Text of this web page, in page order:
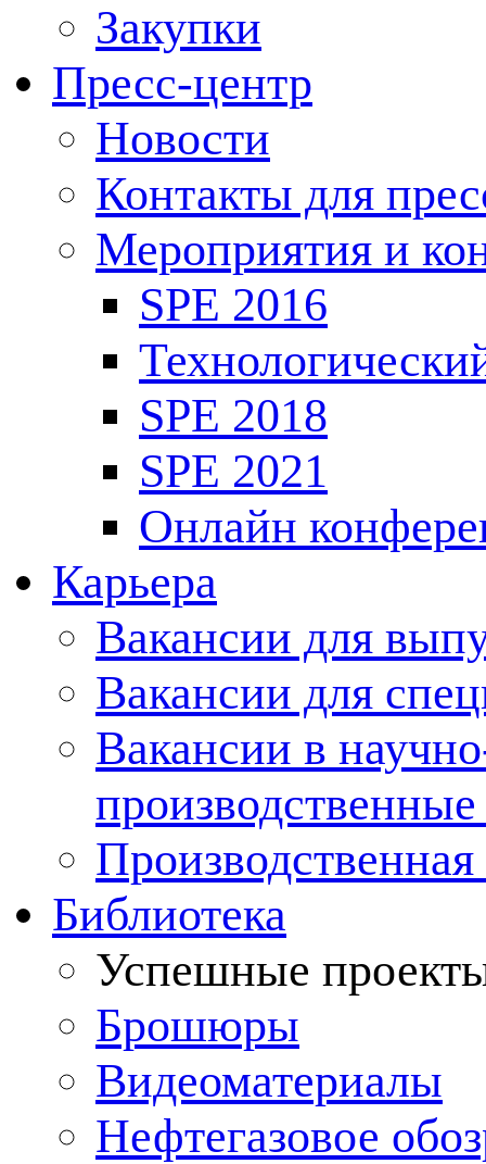
Закупки
Пресс-центр
Новости
Контакты для
Мероприятия и
SPE 2016
SPE 2018
SPE 2021
Онлайн
Карьера
Вакансии для
Вакансии для
Вакансии в
Производственная
Библиотека
Успешные
Брошюры
Видеоматериалы
Нефтегазовое